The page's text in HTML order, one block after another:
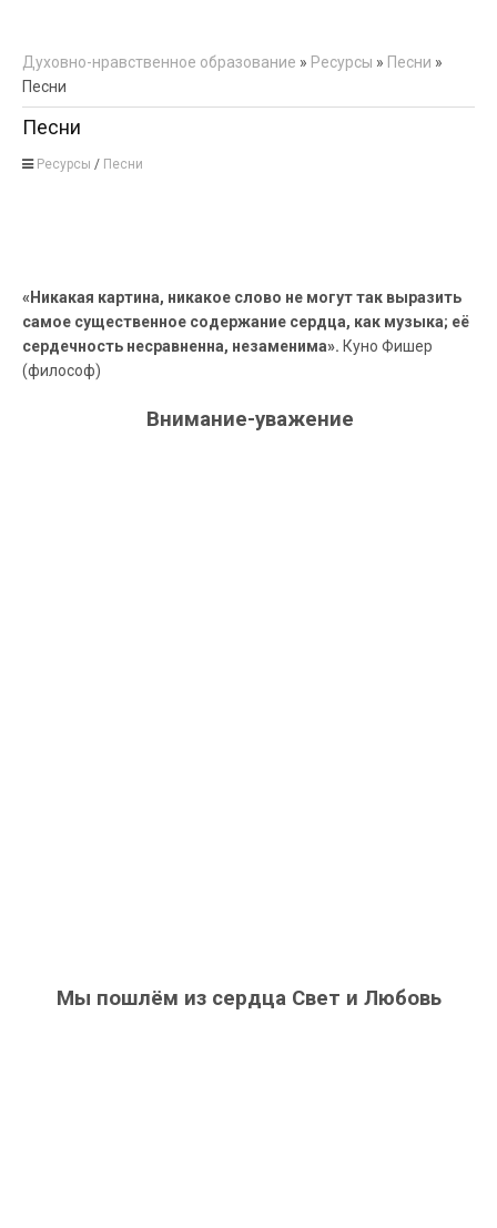
Духовно-нравственное образование » Ресурсы » Песни »
Песни
Песни
Ресурсы / Песни
«Никакая картина, никакое слово не могут так выразить
самое существенное содержание сердца, как музыка; её
сердечность несравненна, незаменима». Куно Фишер
(философ)
Внимание-уважение
Мы пошлём из сердца Свет и Любовь